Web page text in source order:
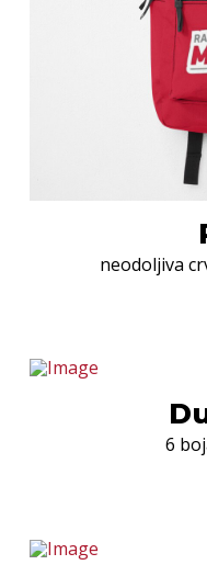
neodoljiva
6